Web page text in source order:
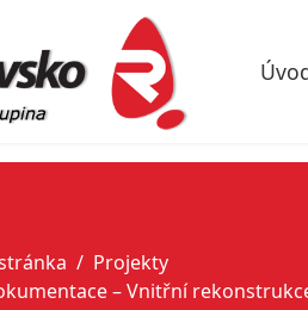
Projekty
– Vnitřní